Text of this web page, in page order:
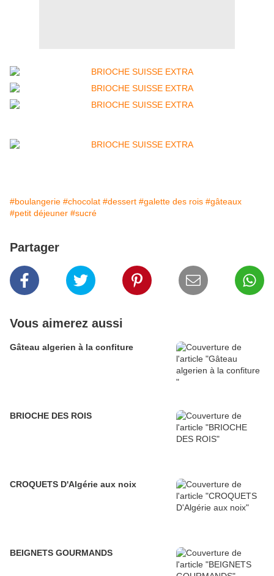
#boulangerie #chocolat #dessert #galette des rois #gâteaux
#petit déjeuner #sucré
Partager
Vous aimerez aussi
Gâteau algerien à la confiture
BRIOCHE DES ROIS
CROQUETS D'Algérie aux noix
BEIGNETS GOURMANDS